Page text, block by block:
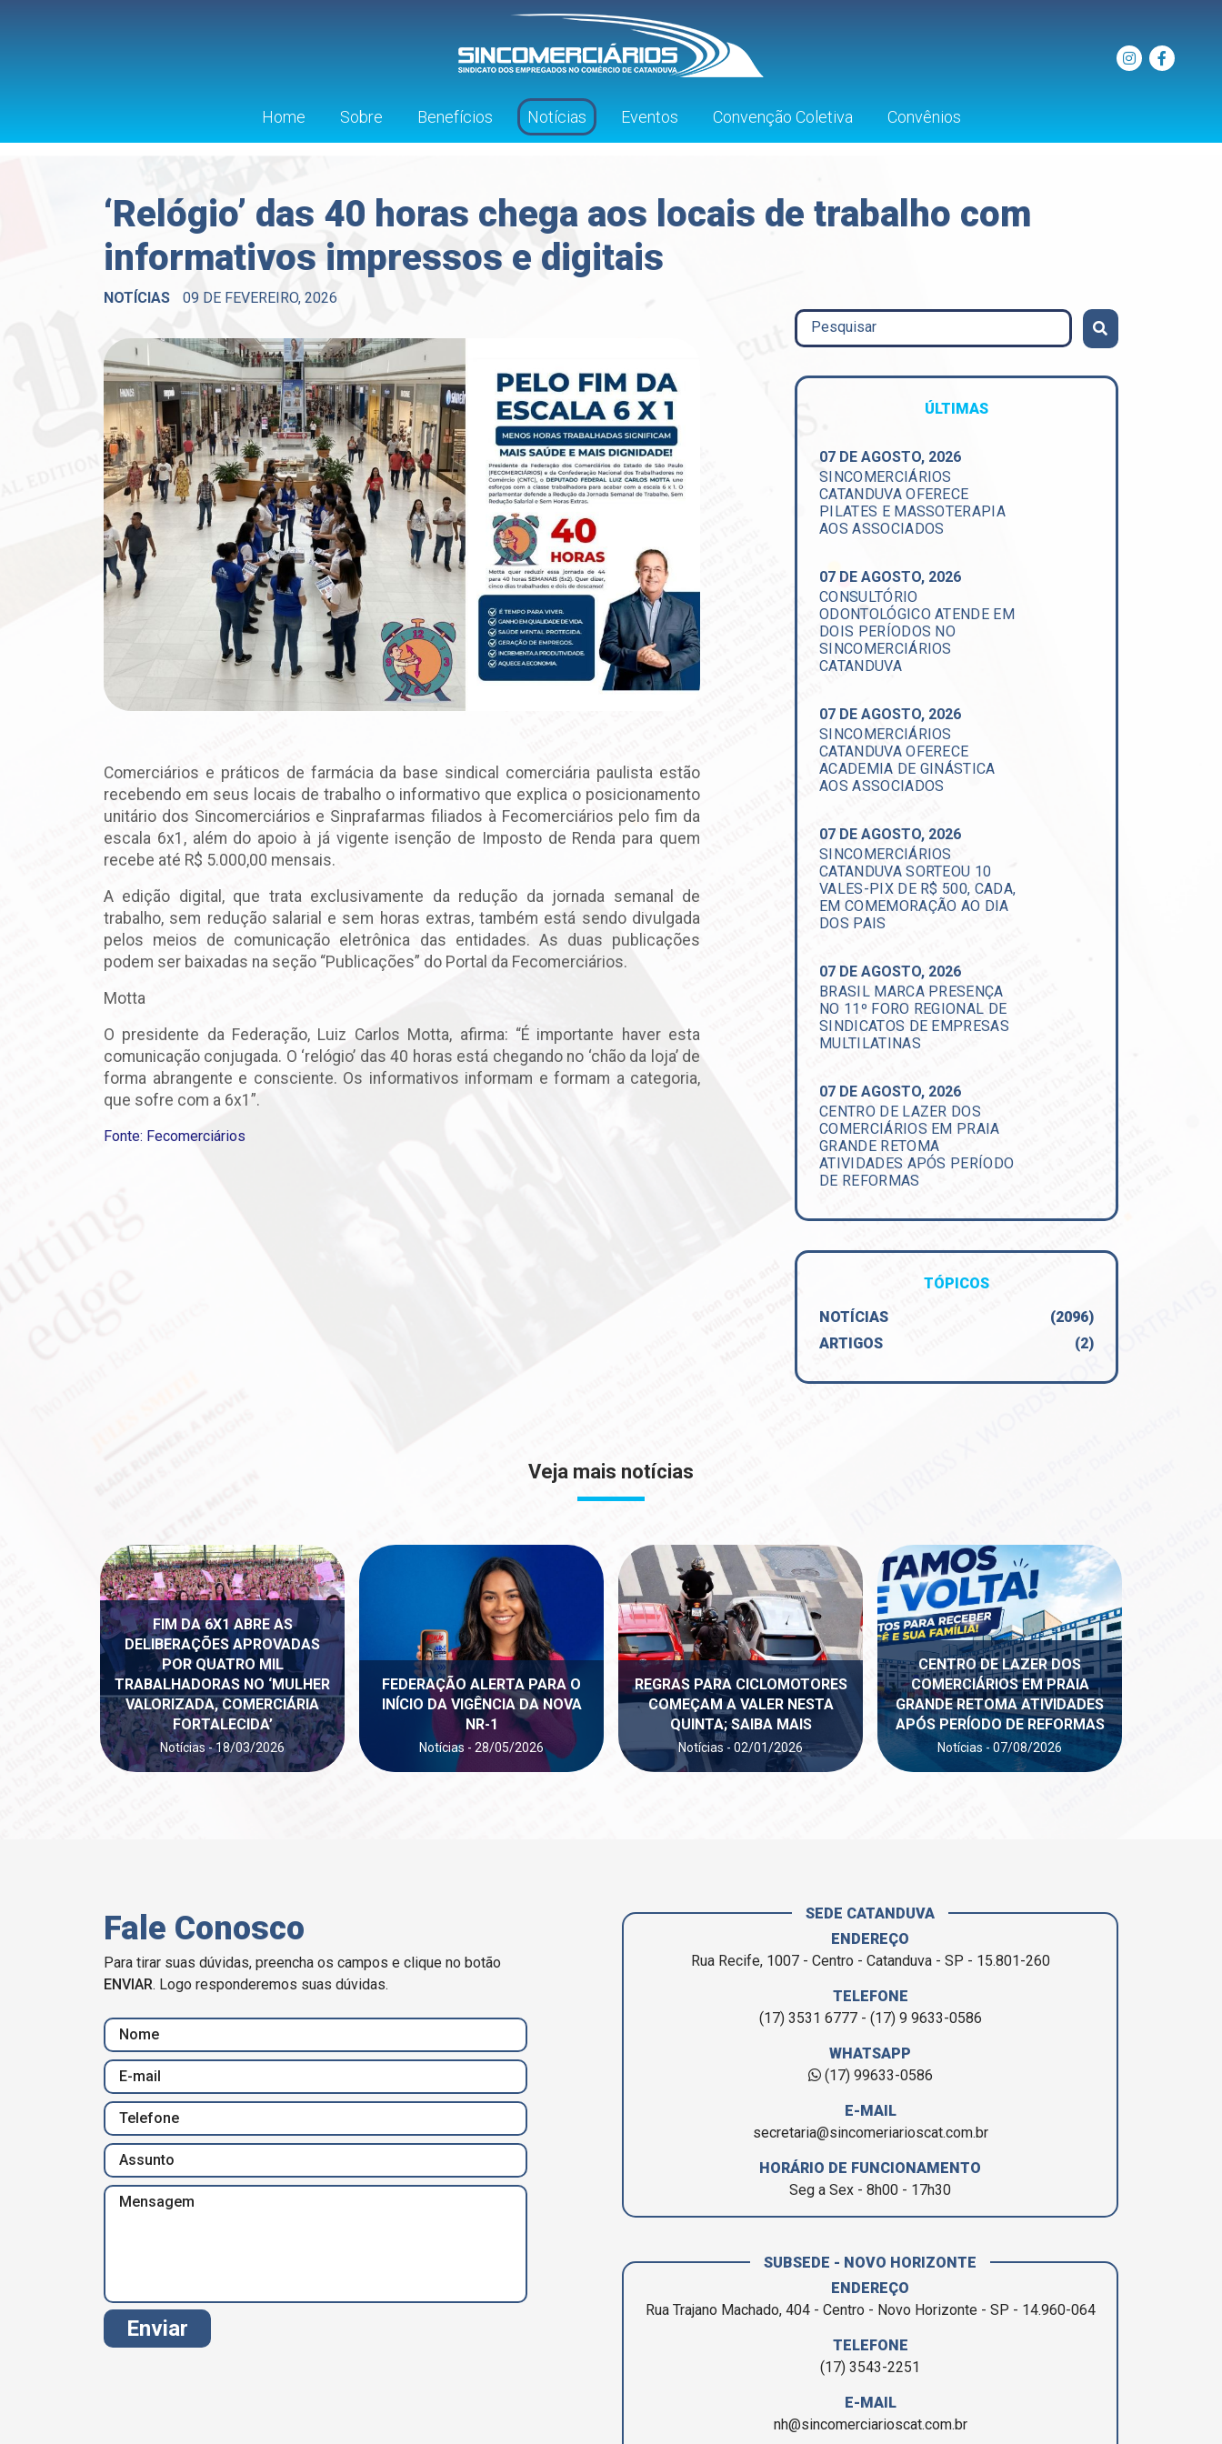
Home Sobre Benefícios Notícias Eventos Convenção Coletiva Convênios
‘Relógio’ das 40 horas chega aos locais de trabalho com
informativos impressos e digitais
NOTÍCIAS 09 DE FEVEREIRO, 2026
Comerciários e práticos de farmácia da base sindical comerciária paulista estão
recebendo em seus locais de trabalho o informativo que explica o posicionamento
unitário dos Sincomerciários e Sinprafarmas filiados à Fecomerciários pelo fim da
escala 6x1, além do apoio à já vigente isenção de Imposto de Renda para quem
recebe até R$ 5.000,00 mensais.
A edição digital, que trata exclusivamente da redução da jornada semanal de
trabalho, sem redução salarial e sem horas extras, também está sendo divulgada
pelos meios de comunicação eletrônica das entidades. As duas publicações
podem ser baixadas na seção “Publicações” do Portal da Fecomerciários.
Motta
O presidente da Federação, Luiz Carlos Motta, afirma: “É importante haver esta
comunicação conjugada. O ‘relógio’ das 40 horas está chegando no ‘chão da loja’ de
forma abrangente e consciente. Os informativos informam e formam a categoria,
que sofre com a 6x1”.
Fonte: Fecomerciários
ÚLTIMAS
07 DE AGOSTO, 2026
SINCOMERCIÁRIOS
CATANDUVA OFERECE
PILATES E MASSOTERAPIA
AOS ASSOCIADOS
07 DE AGOSTO, 2026
CONSULTÓRIO
ODONTOLÓGICO ATENDE EM
DOIS PERÍODOS NO
SINCOMERCIÁRIOS
CATANDUVA
07 DE AGOSTO, 2026
SINCOMERCIÁRIOS
CATANDUVA OFERECE
ACADEMIA DE GINÁSTICA
AOS ASSOCIADOS
07 DE AGOSTO, 2026
SINCOMERCIÁRIOS
CATANDUVA SORTEOU 10
VALES-PIX DE R$ 500, CADA,
EM COMEMORAÇÃO AO DIA
DOS PAIS
07 DE AGOSTO, 2026
BRASIL MARCA PRESENÇA
NO 11º FORO REGIONAL DE
SINDICATOS DE EMPRESAS
MULTILATINAS
07 DE AGOSTO, 2026
CENTRO DE LAZER DOS
COMERCIÁRIOS EM PRAIA
GRANDE RETOMA
ATIVIDADES APÓS PERÍODO
DE REFORMAS
TÓPICOS
NOTÍCIAS
(2096)
ARTIGOS
(2)
Veja mais notícias
FIM DA 6X1 ABRE AS
DELIBERAÇÕES APROVADAS
POR QUATRO MIL
TRABALHADORAS NO ‘MULHER
VALORIZADA, COMERCIÁRIA
FORTALECIDA’
Notícias - 18/03/2026
FEDERAÇÃO ALERTA PARA O
INÍCIO DA VIGÊNCIA DA NOVA
NR-1
Notícias - 28/05/2026
REGRAS PARA CICLOMOTORES
COMEÇAM A VALER NESTA
QUINTA; SAIBA MAIS
Notícias - 02/01/2026
CENTRO DE LAZER DOS
COMERCIÁRIOS EM PRAIA
GRANDE RETOMA ATIVIDADES
APÓS PERÍODO DE REFORMAS
Notícias - 07/08/2026
Fale Conosco
Para tirar suas dúvidas, preencha os campos e clique no botão
ENVIAR. Logo responderemos suas dúvidas.
Enviar
SEDE CATANDUVA
ENDEREÇO
Rua Recife, 1007 - Centro - Catanduva - SP - 15.801-260
TELEFONE
(17) 3531 6777 - (17) 9 9633-0586
WHATSAPP
(17) 99633-0586
E-MAIL
secretaria@sincomeriarioscat.com.br
HORÁRIO DE FUNCIONAMENTO
Seg a Sex - 8h00 - 17h30
SUBSEDE - NOVO HORIZONTE
ENDEREÇO
Rua Trajano Machado, 404 - Centro - Novo Horizonte - SP - 14.960-064
TELEFONE
(17) 3543-2251
E-MAIL
nh@sincomerciarioscat.com.br